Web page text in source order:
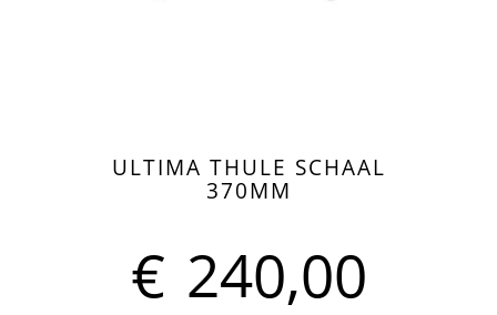
ULTIMA THULE SCHAAL
370MM
€ 240,00